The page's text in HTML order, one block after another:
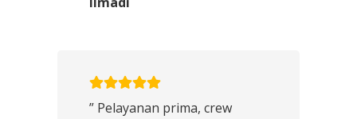
” Pelayanan prima, crew